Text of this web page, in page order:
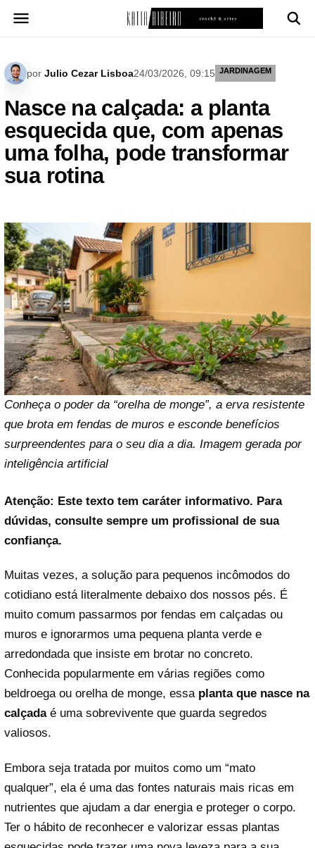
para
por Julio Cezar Lisboa24/03/2026, 09:15 JARDINAGEM
Nasce na calçada: a planta
esquecida que, com apenas
uma folha, pode transformar
sua rotina
Conheça o poder da “orelha de monge”, a erva resistente
que brota em fendas de muros e esconde benefícios
surpreendentes para o seu dia a dia. Imagem gerada por
inteligência artificial
Atenção: Este texto tem caráter informativo. Para
dúvidas, consulte sempre um profissional de sua
confiança.
Muitas vezes, a solução para pequenos incômodos do
cotidiano está literalmente debaixo dos nossos pés. É
muito comum passarmos por fendas em calçadas ou
muros e ignorarmos uma pequena planta verde e
arredondada que insiste em brotar no concreto.
Conhecida popularmente em várias regiões como
beldroega ou orelha de monge, essa planta que nasce na
calçada é uma sobrevivente que guarda segredos
valiosos.
Embora seja tratada por muitos como um “mato
qualquer”, ela é uma das fontes naturais mais ricas em
nutrientes que ajudam a dar energia e proteger o corpo.
Ter o hábito de reconhecer e valorizar essas plantas